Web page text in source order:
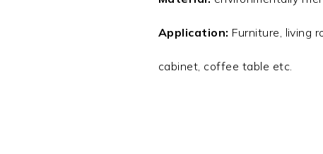
Application: Furniture, living
cabinet, coffee table etc.